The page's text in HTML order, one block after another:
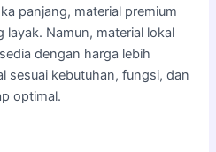
panjang, material premium
layak. Namun, material lokal
dengan harga lebih
sesuai kebutuhan, fungsi, dan
optimal.